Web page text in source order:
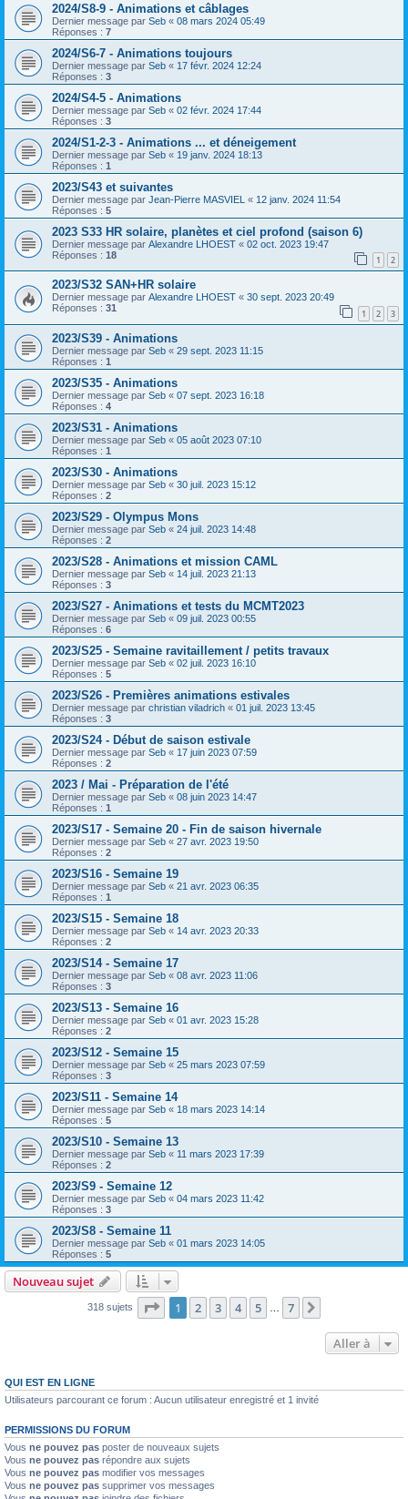
2024/S8-9 - Animations et câblages
Dernier message par Seb « 08 mars 2024 05:49
Réponses : 7
2024/S6-7 - Animations toujours
Dernier message par Seb « 17 févr. 2024 12:24
Réponses : 3
2024/S4-5 - Animations
Dernier message par Seb « 02 févr. 2024 17:44
Réponses : 3
2024/S1-2-3 - Animations ... et déneigement
Dernier message par Seb « 19 janv. 2024 18:13
Réponses : 1
2023/S43 et suivantes
Dernier message par Jean-Pierre MASVIEL « 12 janv. 2024 11:54
Réponses : 5
2023 S33 HR solaire, planètes et ciel profond (saison 6)
Dernier message par Alexandre LHOEST « 02 oct. 2023 19:47
Réponses : 18 1 2
2023/S32 SAN+HR solaire
Dernier message par Alexandre LHOEST « 30 sept. 2023 20:49
Réponses : 31 1 2 3
2023/S39 - Animations
Dernier message par Seb « 29 sept. 2023 11:15
Réponses : 1
2023/S35 - Animations
Dernier message par Seb « 07 sept. 2023 16:18
Réponses : 4
2023/S31 - Animations
Dernier message par Seb « 05 août 2023 07:10
Réponses : 1
2023/S30 - Animations
Dernier message par Seb « 30 juil. 2023 15:12
Réponses : 2
2023/S29 - Olympus Mons
Dernier message par Seb « 24 juil. 2023 14:48
Réponses : 2
2023/S28 - Animations et mission CAML
Dernier message par Seb « 14 juil. 2023 21:13
Réponses : 3
2023/S27 - Animations et tests du MCMT2023
Dernier message par Seb « 09 juil. 2023 00:55
Réponses : 6
2023/S25 - Semaine ravitaillement / petits travaux
Dernier message par Seb « 02 juil. 2023 16:10
Réponses : 5
2023/S26 - Premières animations estivales
Dernier message par christian viladrich « 01 juil. 2023 13:45
Réponses : 3
2023/S24 - Début de saison estivale
Dernier message par Seb « 17 juin 2023 07:59
Réponses : 2
2023 / Mai - Préparation de l'été
Dernier message par Seb « 08 juin 2023 14:47
Réponses : 1
2023/S17 - Semaine 20 - Fin de saison hivernale
Dernier message par Seb « 27 avr. 2023 19:50
Réponses : 2
2023/S16 - Semaine 19
Dernier message par Seb « 21 avr. 2023 06:35
Réponses : 1
2023/S15 - Semaine 18
Dernier message par Seb « 14 avr. 2023 20:33
Réponses : 2
2023/S14 - Semaine 17
Dernier message par Seb « 08 avr. 2023 11:06
Réponses : 3
2023/S13 - Semaine 16
Dernier message par Seb « 01 avr. 2023 15:28
Réponses : 2
2023/S12 - Semaine 15
Dernier message par Seb « 25 mars 2023 07:59
Réponses : 3
2023/S11 - Semaine 14
Dernier message par Seb « 18 mars 2023 14:14
Réponses : 5
2023/S10 - Semaine 13
Dernier message par Seb « 11 mars 2023 17:39
Réponses : 2
2023/S9 - Semaine 12
Dernier message par Seb « 04 mars 2023 11:42
Réponses : 3
2023/S8 - Semaine 11
Dernier message par Seb « 01 mars 2023 14:05
Réponses : 5
Nouveau sujet
318 sujets Page 1sur7
1 2 3 4 5 7
Aller à
QUI EST EN LIGNE
Utilisateurs parcourant ce forum : Aucun utilisateur enregistré et 1 invité
PERMISSIONS DU FORUM
Vous ne pouvez pas poster de nouveaux sujets
Vous ne pouvez pas répondre aux sujets
Vous ne pouvez pas modifier vos messages
Vous ne pouvez pas supprimer vos messages